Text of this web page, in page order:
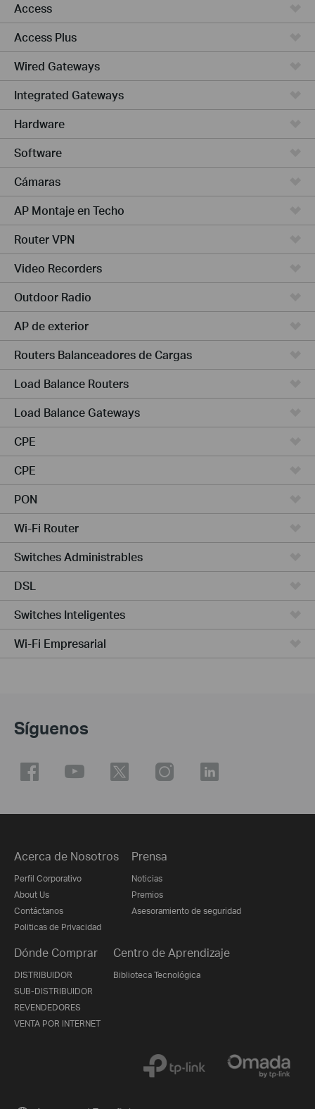
Access
Access Plus
Wired Gateways
Integrated Gateways
Hardware
Software
Cámaras
AP Montaje en Techo
Router VPN
Video Recorders
Outdoor Radio
AP de exterior
Routers Balanceadores de Cargas
Load Balance Routers
Load Balance Gateways
CPE
CPE
PON
Wi-Fi Router
Switches Administrables
DSL
Switches Inteligentes
Wi-Fi Empresarial
Síguenos
Acerca de Nosotros
Perfil Corporativo
About Us
Contáctanos
Politicas de Privacidad
Prensa
Noticias
Premios
Asesoramiento de seguridad
Dónde Comprar
DISTRIBUIDOR
SUB-DISTRIBUIDOR
REVENDEDORES
VENTA POR INTERNET
Centro de Aprendizaje
Biblioteca Tecnológica